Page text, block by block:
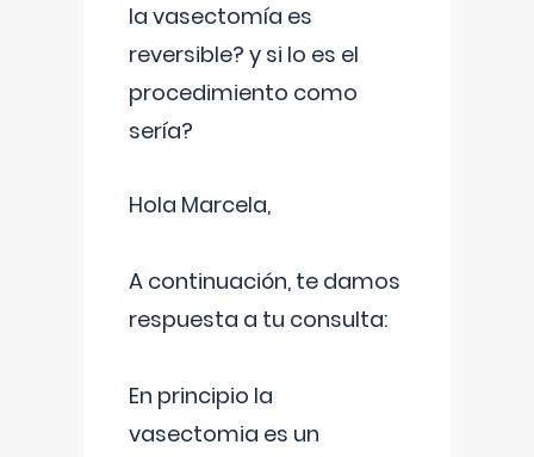
la vasectomía es
reversible? y si lo es el
procedimiento como
sería?
Hola Marcela,
A continuación, te damos
respuesta a tu consulta:
En principio la
vasectomia es un